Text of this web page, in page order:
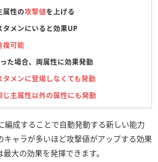
属性の攻撃値を上げる
タメンにいると効果UP
複可能
た場合、両属性に効果発動
メンに登場しなくても発動
主属性以外の属性にも発動
編成することで自動発動する新しい能力
キャラが多いほど攻撃値がアップする効果
大の効果を発揮できます。